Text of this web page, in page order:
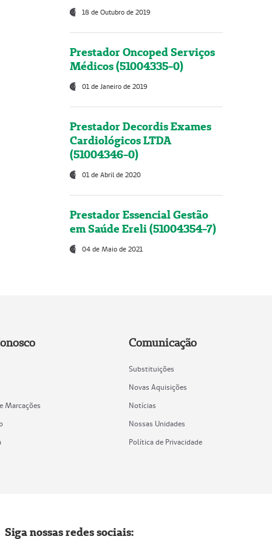
18 de Outubro de 2019
Prestador Oncoped Serviços
Médicos (51004335-0)
01 de Janeiro de 2019
Prestador Decordis Exames
Cardiológicos LTDA
(51004346-0)
01 de Abril de 2020
Prestador Essencial Gestão
em Saúde Ereli (51004354-7)
04 de Maio de 2021
Marcações
Comunicação
Substituições
Novas Aquisições
Notícias
Nossas Unidades
Política de Privacidade
Siga nossas redes sociais: